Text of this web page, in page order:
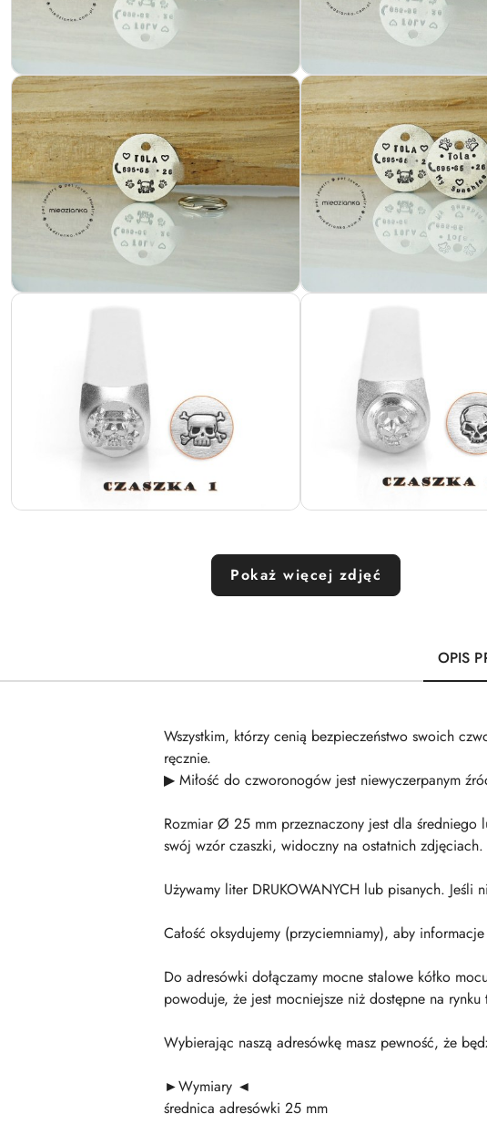
Pokaż więcej zdjęć
OPIS
Wszystkim, którzy cenią bezpieczeństwo swoich
ręcznie.
▶ Miłość do czworonogów jest niewyczerpanym
Rozmiar Ø 25 mm przeznaczony jest dla średniego
swój wzór czaszki, widoczny na ostatnich zdjęciach.
Używamy liter DRUKOWANYCH lub pisanych.
Całość oksydujemy (przyciemniamy), aby
Do adresówki dołączamy mocne stalowe kółko
powoduje, że jest mocniejsze niż dostępne na
Wybierając naszą adresówkę masz pewność, że
►Wymiary ◄
średnica adresówki 25 mm